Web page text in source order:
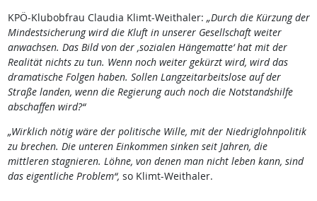
KPÖ-Klubobfrau Claudia Klimt-Weithaler: „Durch die Kürzung der
Mindestsicherung wird die Kluft in unserer Gesellschaft weiter
anwachsen. Das Bild von der ‚sozialen Hängematte‘ hat mit der
Realität nichts zu tun. Wenn noch weiter gekürzt wird, wird das
dramatische Folgen haben. Sollen Langzeitarbeitslose auf der
Straße landen, wenn die Regierung auch noch die Notstandshilfe
abschaffen wird?“
„Wirklich nötig wäre der politische Wille, mit der Niedriglohnpolitik
zu brechen. Die unteren Einkommen sinken seit Jahren, die
mittleren stagnieren. Löhne, von denen man nicht leben kann, sind
das eigentliche Problem“, so Klimt-Weithaler.